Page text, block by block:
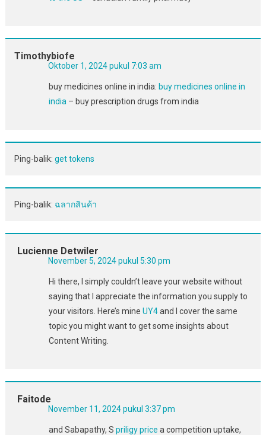
Timothybiofe
Oktober 1, 2024 pukul 7:03 am
buy medicines online in india: buy medicines online in
india – buy prescription drugs from india
Ping-balik: get tokens
Ping-balik: ฉลากสินค้า
Lucienne Detwiler
November 5, 2024 pukul 5:30 pm
Hi there, I simply couldn’t leave your website without
saying that I appreciate the information you supply to
your visitors. Here’s mine UY4and I cover the same
topic you might want to get some insights about
Content Writing.
Faitode
November 11, 2024 pukul 3:37 pm
and Sabapathy, S priligy price a competition uptake,